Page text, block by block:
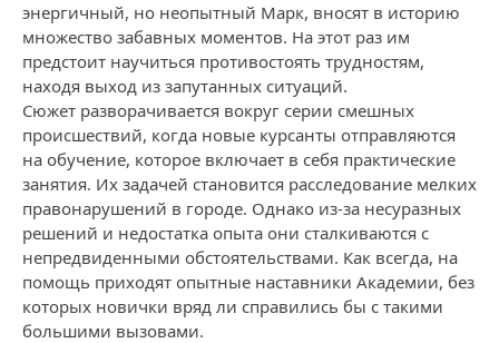
энергичный, но неопытный Марк, вносят в историю
множество забавных моментов. На этот раз им
предстоит научиться противостоять трудностям,
находя выход из запутанных ситуаций.
Сюжет разворачивается вокруг серии смешных
происшествий, когда новые курсанты отправляются
на обучение, которое включает в себя практические
занятия. Их задачей становится расследование мелких
правонарушений в городе. Однако из-за несуразных
решений и недостатка опыта они сталкиваются с
непредвиденными обстоятельствами. Как всегда, на
помощь приходят опытные наставники Академии, без
которых новички вряд ли справились бы с такими
большими вызовами.